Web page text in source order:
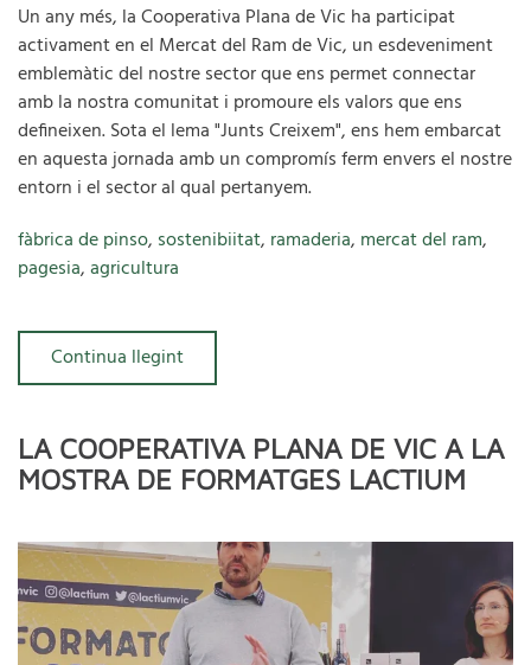
Un any més, la Cooperativa Plana de Vic ha participat
activament en el Mercat del Ram de Vic, un esdeveniment
emblemàtic del nostre sector que ens permet connectar
amb la nostra comunitat i promoure els valors que ens
defineixen. Sota el lema "Junts Creixem", ens hem embarcat
en aquesta jornada amb un compromís ferm envers el nostre
entorn i el sector al qual pertanyem.
fàbrica de pinso, sostenibiitat, ramaderia, mercat del ram,
pagesia,agricultura
Continua llegint
LA COOPERATIVA PLANA DE VIC A LA
MOSTRA DE FORMATGES LACTIUM